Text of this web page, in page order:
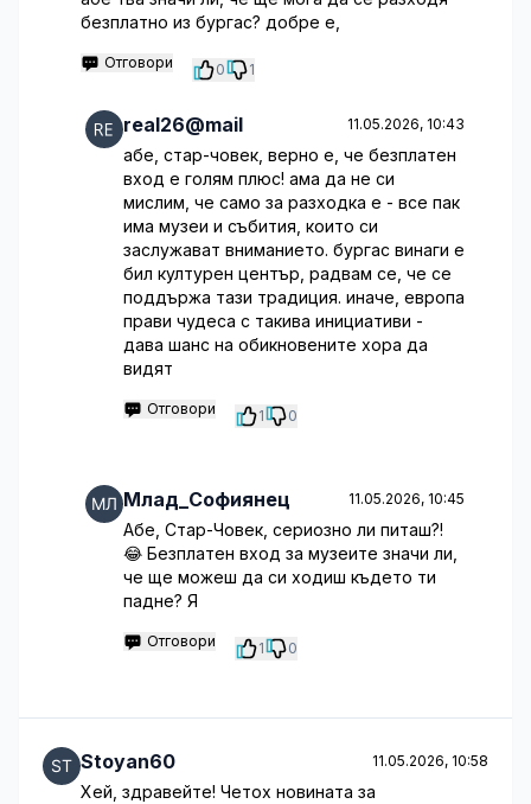
безплатно из бургас? добре е,
Отговори 0 1
real26@mail 11.05.2026, 10:43
абе, стар-човек, верно е, че безплатен
вход е голям плюс! ама да не си
мислим, че само за разходка е - все пак
има музеи и събития, които си
заслужават вниманието. бургас винаги е
бил културен център, радвам се, че се
поддържа тази традиция. иначе, европа
прави чудеса с такива инициативи -
дава шанс на обикновените хора да
видят
Отговори 1 0
Млад_Софиянец 11.05.2026, 10:45
Абе, Стар-Човек, сериозно ли питаш?!
😂 Безплатен вход за музеите значи ли,
че ще можеш да си ходиш където ти
падне? Я
Отговори 1 0
Stoyan60 11.05.2026, 10:58
Хей, здравейте! Четох новината за